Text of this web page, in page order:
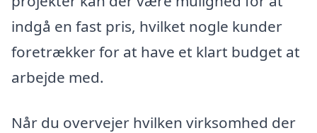
indgå en fast pris, hvilket nogle kunder
foretrækker for at have et klart budget at
arbejde med.
Når du overvejer hvilken virksomhed der